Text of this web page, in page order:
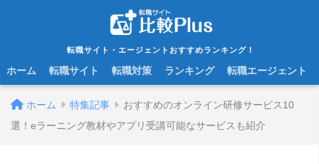
転職サイト・エージェントおすすめランキング！
ホーム 転職サイト 転職対策 ランキング 転職エージェント
ホーム 特集記事
おすすめのオンライン研修サービス10
選！eラーニング教材やアプリ受講可能なサービスも紹介